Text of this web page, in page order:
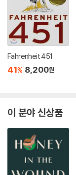
Fahrenheit 451
41% 8,200원
이 분야 신상품